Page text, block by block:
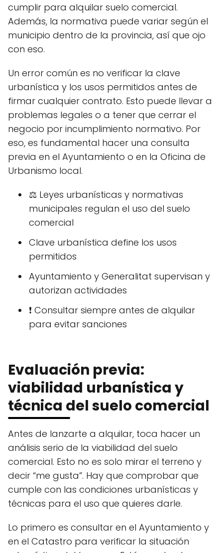
cumplir para alquilar suelo comercial.
Además, la normativa puede variar según el
municipio dentro de la provincia, así que ojo
con eso.
Un error común es no verificar la clave
urbanística y los usos permitidos antes de
firmar cualquier contrato. Esto puede llevar a
problemas legales o a tener que cerrar el
negocio por incumplimiento normativo. Por
eso, es fundamental hacer una consulta
previa en el Ayuntamiento o en la Oficina de
Urbanismo local.
⚖️ Leyes urbanísticas y normativas
municipales regulan el uso del suelo
comercial
Clave urbanística define los usos
permitidos
Ayuntamiento y Generalitat supervisan y
autorizan actividades
❗ Consultar siempre antes de alquilar
para evitar sanciones
Evaluación previa:
viabilidad urbanística y
técnica del suelo comercial
Antes de lanzarte a alquilar, toca hacer un
análisis serio de la viabilidad del suelo
comercial. Esto no es solo mirar el terreno y
decir “me gusta”. Hay que comprobar que
cumple con las condiciones urbanísticas y
técnicas para el uso que quieres darle.
Lo primero es consultar en el Ayuntamiento y
en el Catastro para verificar la situación